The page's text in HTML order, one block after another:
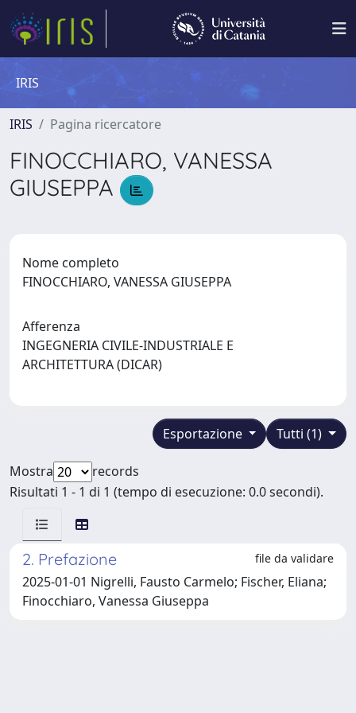
IRIS
IRIS Pagina ricercatore
FINOCCHIARO, VANESSA
GIUSEPPA
Nome completo
FINOCCHIARO, VANESSA GIUSEPPA
Afferenza
INGEGNERIA CIVILE-INDUSTRIALE E
ARCHITETTURA (DICAR)
Tutti (1)
Esportazione
Mostra
records
Risultati 1 - 1 di 1 (tempo di esecuzione: 0.0 secondi).
2. Prefazione file da validare
2025-01-01 Nigrelli, Fausto Carmelo; Fischer, Eliana;
Finocchiaro, Vanessa Giuseppa